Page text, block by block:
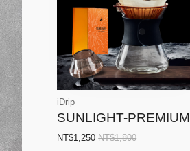
iDrip
SUNLIGHT-PREMIUM
NT$1,250NT$1,800